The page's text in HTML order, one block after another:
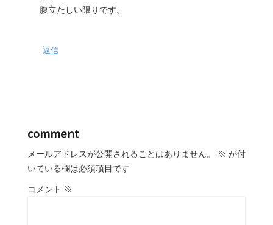
腹立たしい限りです。
返信
comment
メールアドレスが公開されることはありません。 ※ が付
いている欄は必須項目です
コメント ※